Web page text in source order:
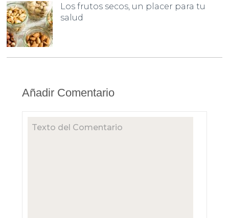
Los frutos secos, un placer para tu
salud
Añadir Comentario